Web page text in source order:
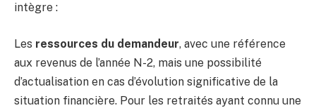
intègre :
Les ressources du demandeur, avec une référence
aux revenus de l’année N-2, mais une possibilité
d’actualisation en cas d’évolution significative de la
situation financière. Pour les retraités ayant connu une